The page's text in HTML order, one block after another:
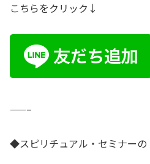
こちらをクリック↓
——–
◆スピリチュアル・セミナーの